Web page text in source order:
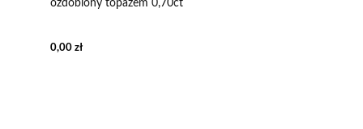
ozdobiony topazem 0,70ct
0,00 zł